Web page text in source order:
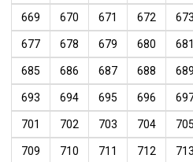
669 670 671 672 673
677 678 679 680 681
685 686 687 688 689
693 694 695 696
701 702 703 704 705
709 710 711 712 713